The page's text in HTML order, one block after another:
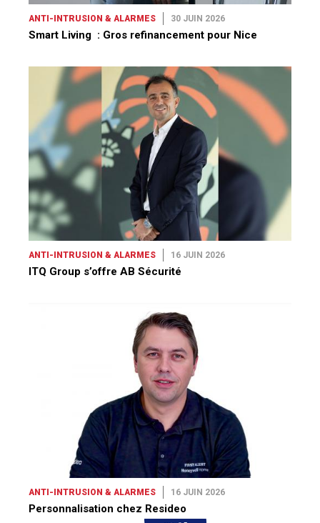
ANTI-INTRUSION & ALARMES 30 JUIN 2026
Smart Living : Gros refinancement pour Nice
ANTI-INTRUSION & ALARMES 16 JUIN 2026
ITQ Group s’offre AB Sécurité
ANTI-INTRUSION & ALARMES 16 JUIN 2026
Personnalisation chez Resideo